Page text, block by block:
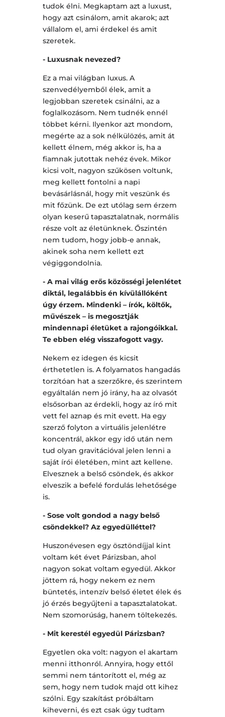
tudok élni. Megkaptam azt a luxust,
hogy azt csinálom, amit akarok; azt
vállalom el, ami érdekel és amit
szeretek.
- Luxusnak nevezed?
Ez a mai világban luxus. A
szenvedélyemből élek, amit a
legjobban szeretek csinálni, az a
foglalkozásom. Nem tudnék ennél
többet kérni. Ilyenkor azt mondom,
megérte az a sok nélkülözés, amit át
kellett élnem, még akkor is, ha a
fiamnak jutottak nehéz évek. Mikor
kicsi volt, nagyon szűkösen voltunk,
meg kellett fontolni a napi
bevásárlásnál, hogy mit veszünk és
mit főzünk. De ezt utólag sem érzem
olyan keserű tapasztalatnak, normális
része volt az életünknek. Őszintén
nem tudom, hogy jobb-e annak,
akinek soha nem kellett ezt
végiggondolnia.
- A mai világ erős közösségi jelenlétet
diktál, legalábbis én kívülállóként
úgy érzem. Mindenki – írók, költők,
művészek – is megosztják
mindennapi életüket a rajongóikkal.
Te ebben elég visszafogott vagy.
Nekem ez idegen és kicsit
érthetetlen is. A folyamatos hangadás
torzítóan hat a szerzőkre, és szerintem
egyáltalán nem jó irány, ha az olvasót
elsősorban az érdekli, hogy az író mit
vett fel aznap és mit evett. Ha egy
szerző folyton a virtuális jelenlétre
koncentrál, akkor egy idő után nem
tud olyan gravitációval jelen lenni a
saját írói életében, mint azt kellene.
Elvesznek a belső csöndek, és akkor
elveszik a befelé fordulás lehetősége
is.
- Sose volt gondod a nagy belső
csöndekkel? Az egyedülléttel?
Huszonévesen egy ösztöndíjjal kint
voltam két évet Párizsban, ahol
nagyon sokat voltam egyedül. Akkor
jöttem rá, hogy nekem ez nem
büntetés, intenzív belső életet élek és
jó érzés begyűjteni a tapasztalatokat.
Nem szomorúság, hanem töltekezés.
- Mit kerestél egyedül Párizsban?
Egyetlen oka volt: nagyon el akartam
menni itthonról. Annyira, hogy ettől
semmi nem tántorított el, még az
sem, hogy nem tudok majd ott kihez
szólni. Egy szakítást próbáltam
kiheverni, és ezt csak úgy tudtam